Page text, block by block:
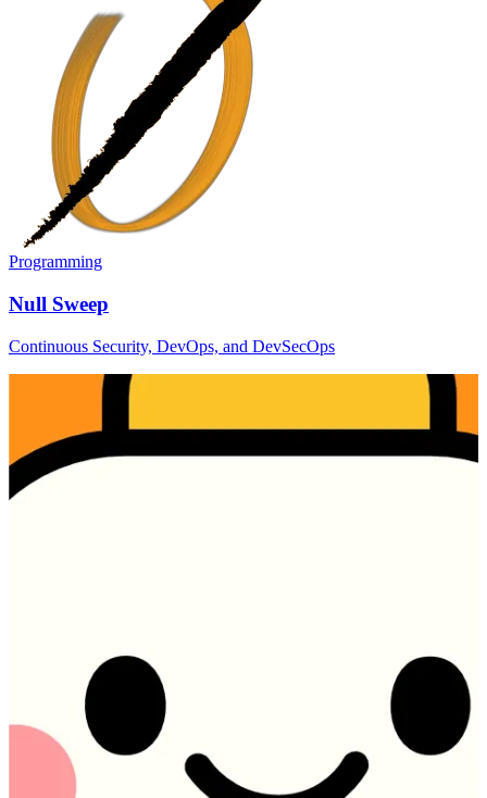
Programming
Null Sweep
Continuous Security, DevOps, and DevSecOps